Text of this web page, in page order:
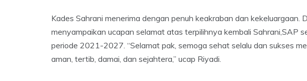
Kades Sahrani menerima dengan penuh keakraban dan kekeluargaan.
menyampaikan ucapan selamat atas terpilihnya kembali Sahrani,SAP
periode 2021-2027. “Selamat pak, semoga sehat selalu dan sukses
aman, tertib, damai, dan sejahtera,” ucap Riyadi.